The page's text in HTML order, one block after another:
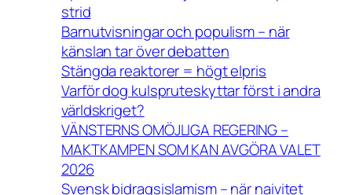
strid
Barnutvisningar och populism – när
känslan tar över debatten
Stängda reaktorer = högt elpris
Varför dog kulspruteskyttar först i andra
världskriget?
VÄNSTERNS OMÖJLIGA REGERING –
MAKTKAMPEN SOM KAN AVGÖRA VALET
2026
Svensk bidragsislamism – när naivitet